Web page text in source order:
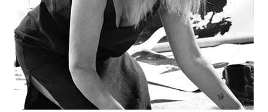
Mowi Italy
Mowi Netherlands
Mowi Poland
Mowi Scotland